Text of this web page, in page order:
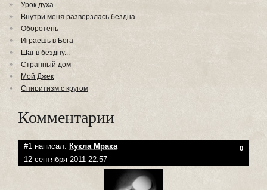
Урок духа
Внутри меня разверзлась бездна
Оборотень
Играешь в Бога
Шаг в бездну...
Странный дом
Мой Джек
Cпиритизм с кругом
Комментарии
#1 написал: Кукла Мрака 0
12 сентября 2011 22:57